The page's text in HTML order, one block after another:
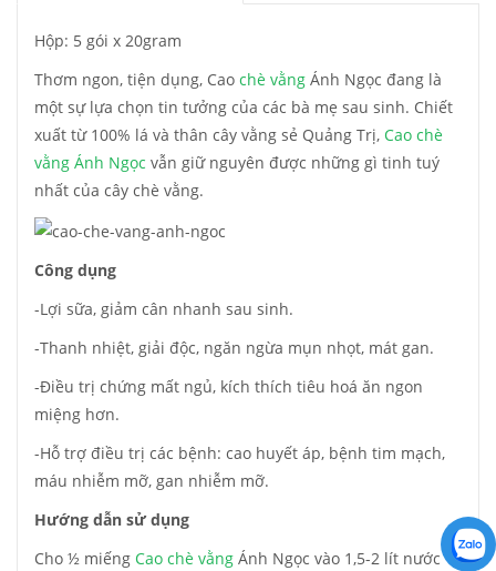
Hộp: 5 gói x 20gram
Thơm ngon, tiện dụng, Cao chè vằng Ánh Ngọc đang là
một sự lựa chọn tin tưởng của các bà mẹ sau sinh. Chiết
xuất từ 100% lá và thân cây vằng sẻ Quảng Trị, Cao chè
vằng Ánh Ngọc vẫn giữ nguyên được những gì tinh tuý
nhất của cây chè vằng.
Công dụng
-Lợi sữa, giảm cân nhanh sau sinh.
-Thanh nhiệt, giải độc, ngăn ngừa mụn nhọt, mát gan.
-Điều trị chứng mất ngủ, kích thích tiêu hoá ăn ngon
miệng hơn.
-Hỗ trợ điều trị các bệnh: cao huyết áp, bệnh tim mạch,
máu nhiễm mỡ, gan nhiễm mỡ.
Hướng dẫn sử dụng
Cho ½ miếng Cao chè vằng Ánh Ngọc vào 1,5-2 lít nước